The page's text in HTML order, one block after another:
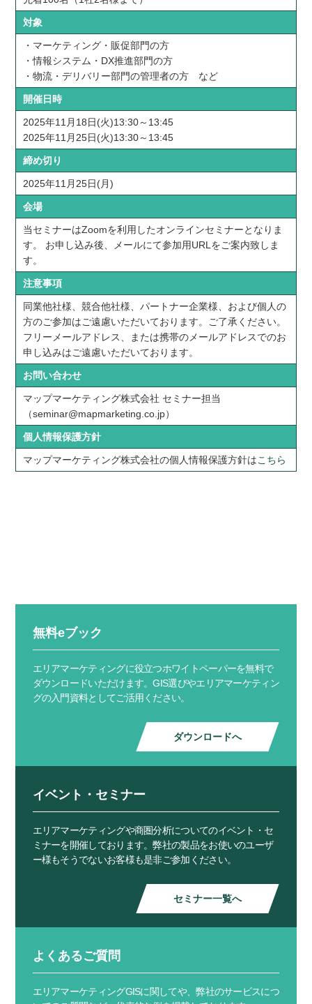
対象
・マーケティング・販促部門の方
・情報システム・DX推進部門の方
・物流・デリバリー部門の管理者の方 など
開催日時
2025年11月18日(火)13:30～13:45
2025年11月25日(火)13:30～13:45
締め切り
2025年11月25日(月)
会場
当セミナーはZoomを利用したオンラインセミナーとなりま
す。 お申し込み後、メールにて参加用URLをご案内致しま
す。
注意事項
同業他社様、競合他社様、パートナー企業様、および個人の
方のご参加はご遠慮いただいております。ご了承ください。
フリーメールアドレス、または携帯のメールアドレスでのお
申し込みはご遠慮いただいております。
お問い合わせ
マップマーケティング株式会社 セミナー担当
（seminar@mapmarketing.co.jp）
個人情報保護方針
マップマーケティング株式会社の個人情報保護方針はこちら
無料eブック
エリアマーケティングに役立つホワイトペーパーを無料で
ダウンロードいただけます。GIS選びやエリアマーケティン
グの入門資料としてご活用ください。
ダウンロードへ
イベント・セミナー
エリアマーケティングや商圏分析についてのイベント・セ
ミナーを開催しております。弊社の製品をお使いのユーザ
ー様もそうでないお客様も是非ご参加ください。
セミナー一覧へ
よくあるご質問
エリアマーケティングGISに関してや、弊社のサービスにつ